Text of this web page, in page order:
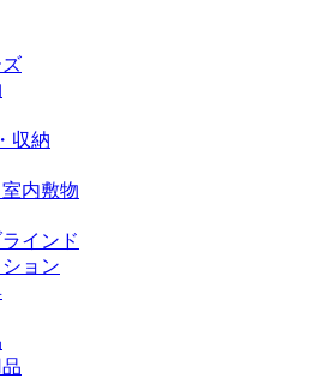
収納
内敷物
インド
ョン